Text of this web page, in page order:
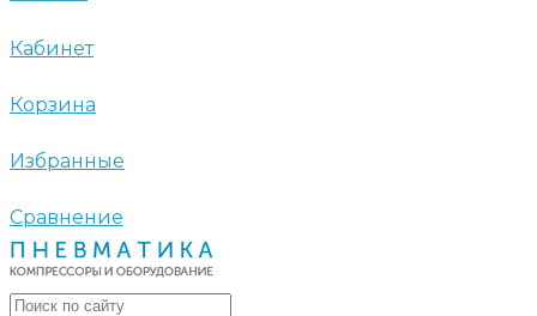
Кабинет
Корзина
Избранные
Сравнение